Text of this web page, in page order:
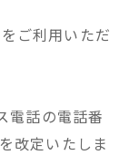
ご利用いただ
電話の電話番
改定いたしま